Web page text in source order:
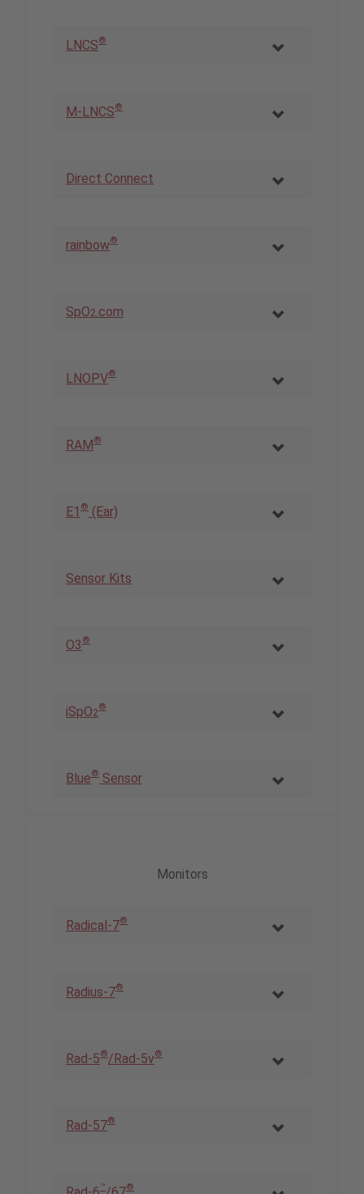
LNCS®
M-LNCS®
Direct Connect
rainbow®
SpO2 .com
LNOPV®
RAM®
E1 ® (Ear)
Sensor Kits
O3 ®
iSpO2®
Blue® Sensor
Monitors
Radical-7®
Radius-7®
Rad-5®/Rad-5v®
Rad-57®
™ ®